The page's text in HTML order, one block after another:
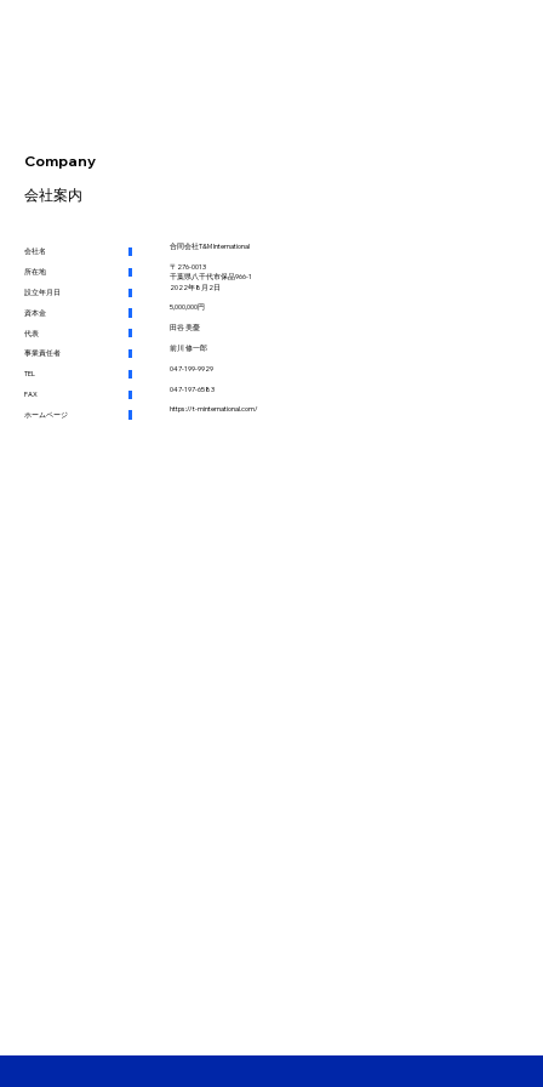
Company
会社案内
会社名
合同会社T&M International
所在地
〒276-0013
​千葉県八千代市保品966-1
設立年月日
2022年8月2日
資本金
5,000,000円
代表
田谷 美憂
事業責任者
前川 修一郎
TEL
047-199-9929
FAX
047-197-6583
ホームページ
https://t-minternational.com/